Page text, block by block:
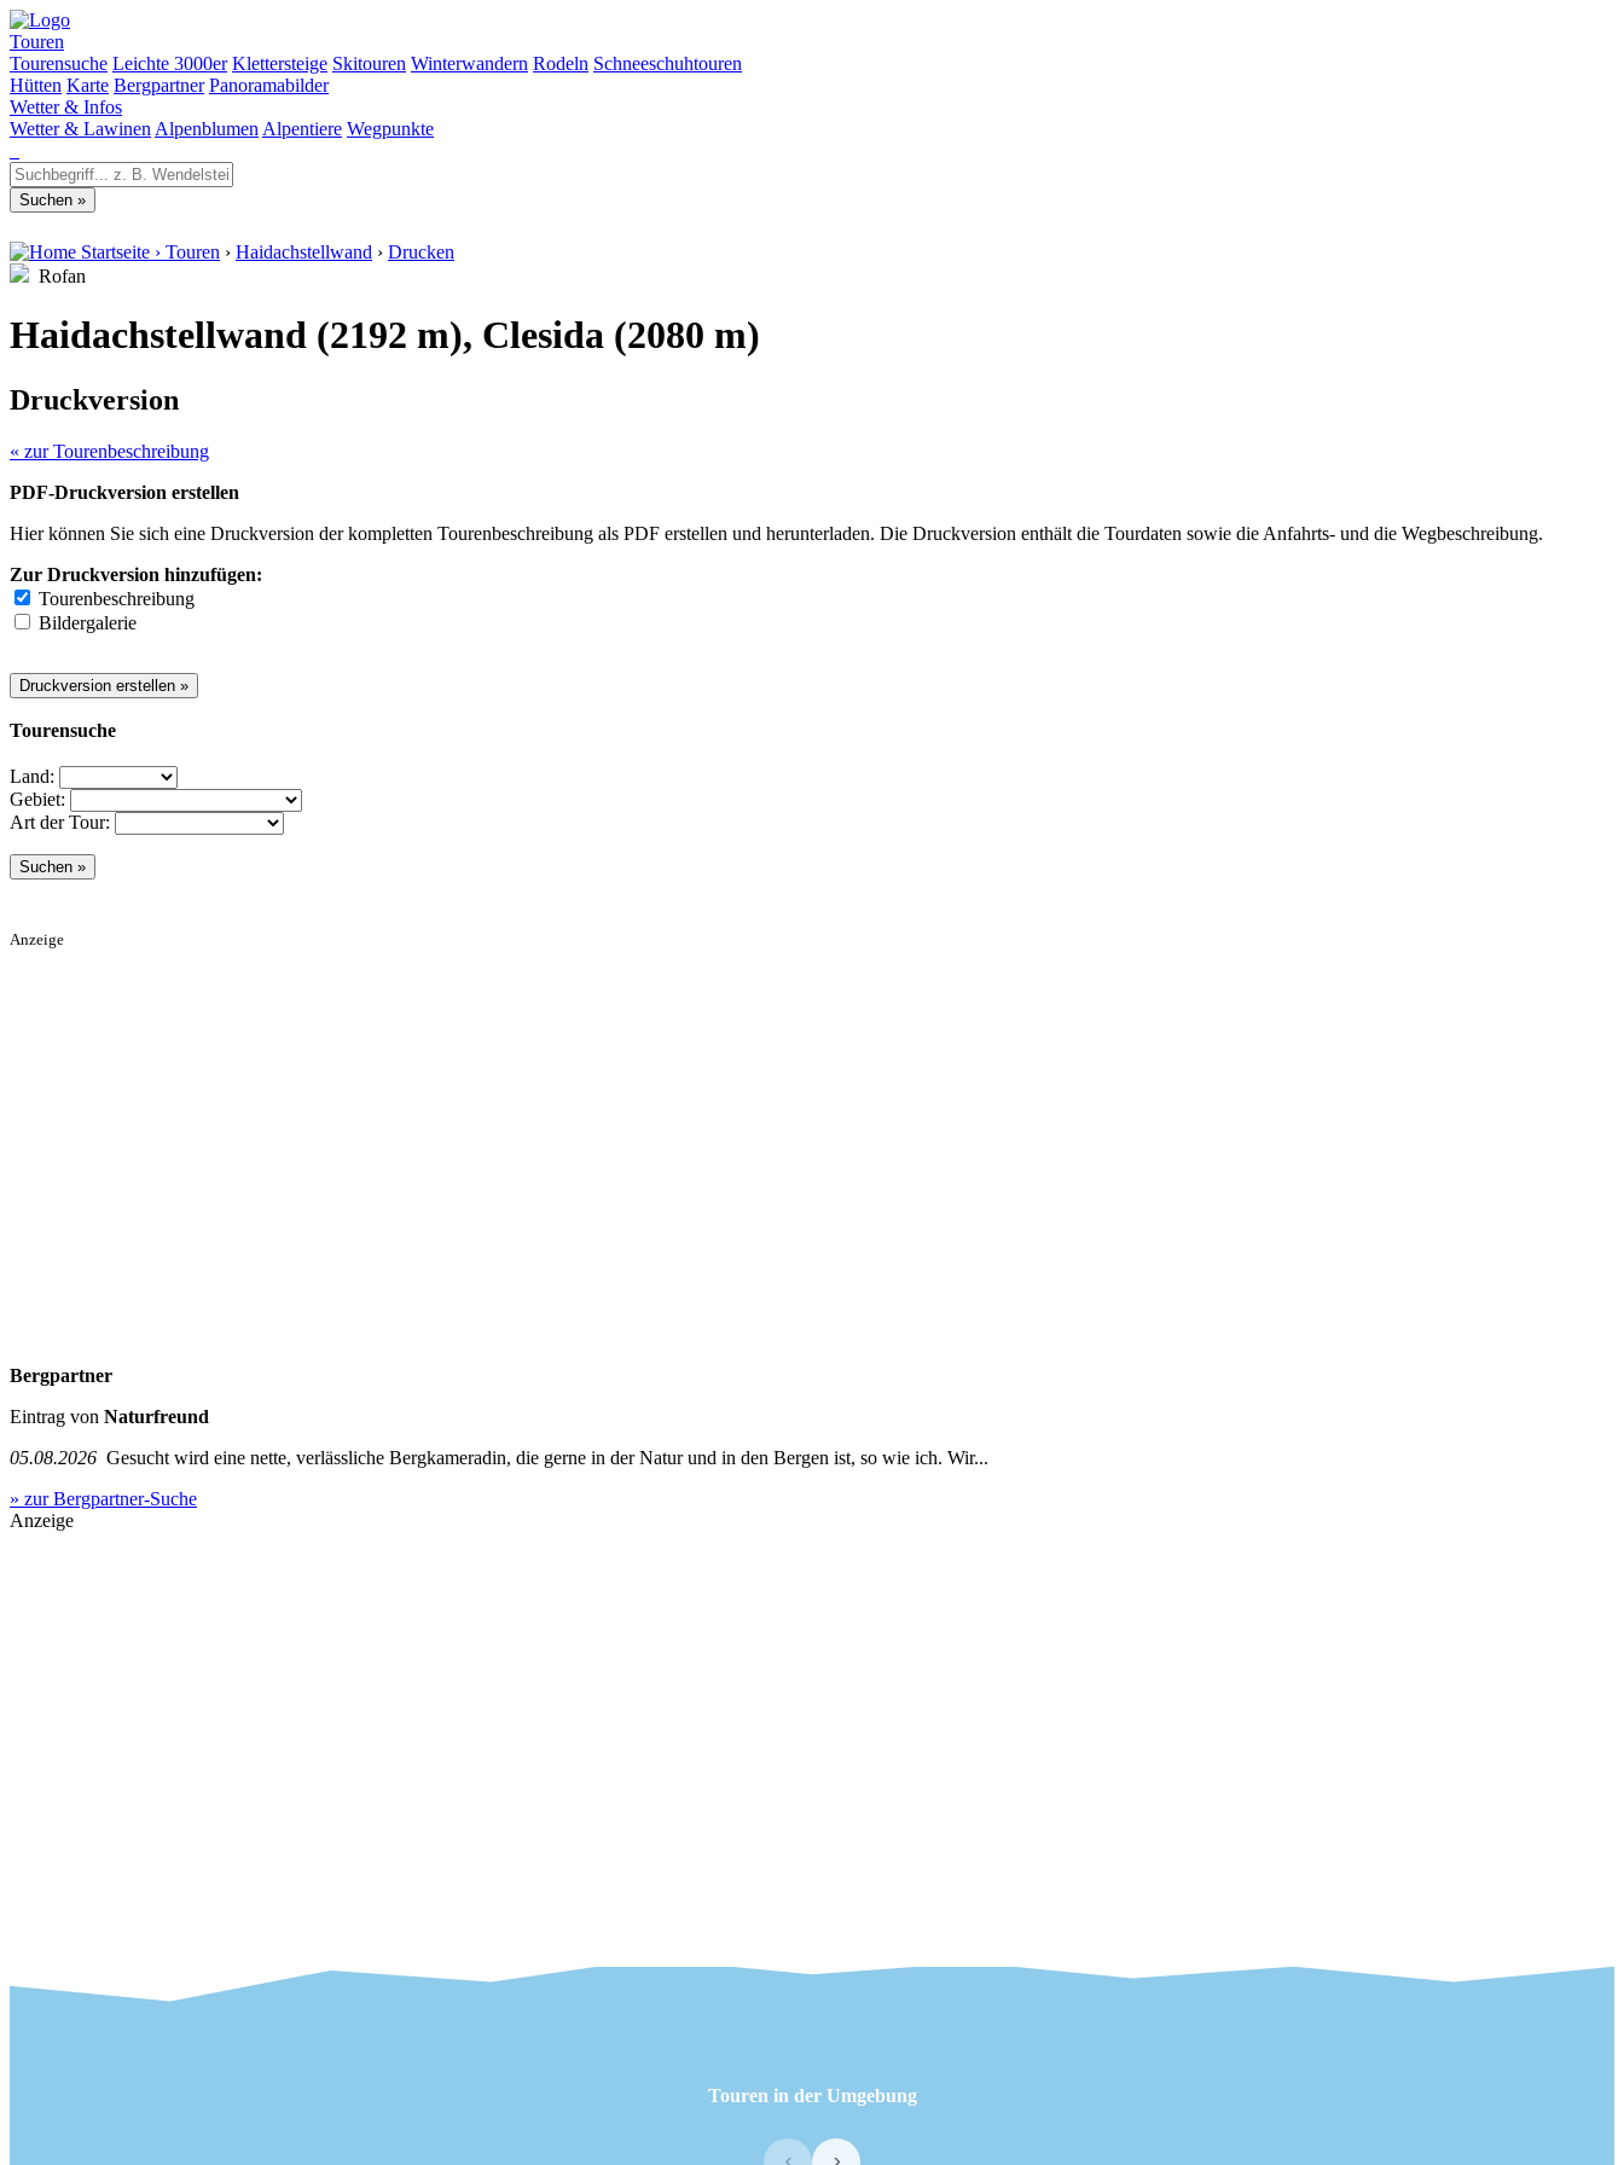
Touren
Tourensuche Leichte 3000er Klettersteige Skitouren Winterwandern Rodeln Schneeschuhtouren
Hütten Karte Bergpartner Panoramabilder
Wetter & Infos
Wetter & Lawinen Alpenblumen Alpentiere Wegpunkte
Startseite › Touren › Haidachstellwand › Drucken
Rofan
Haidachstellwand (2192 m), Clesida (2080 m)
Druckversion
« zur Tourenbeschreibung
PDF-Druckversion erstellen
Hier können Sie sich eine Druckversion der kompletten Tourenbeschreibung als PDF erstellen und herunterladen. Die Druckversion enthält die Tourdaten sowie die Anfahrts- und die Wegbeschreibung.
Zur Druckversion hinzufügen:
Tourenbeschreibung
Bildergalerie
Tourensuche
Land:
Gebiet:
Art der Tour:
Anzeige
Bergpartner
Eintrag von Naturfreund
05.08.2026 Gesucht wird eine nette, verlässliche Bergkameradin, die gerne in der Natur und in den Bergen ist, so wie ich. Wir...
» zur Bergpartner-Suche
Anzeige
Touren in der Umgebung